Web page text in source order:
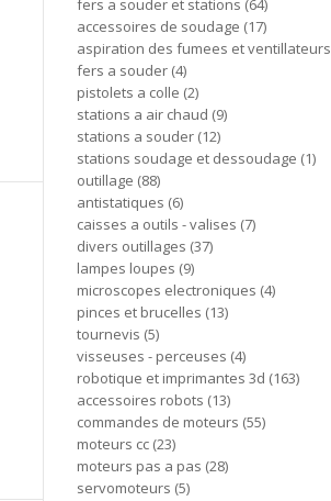
fers a souder et stations 64
accessoires de soudage 17
aspiration des fumees et ventillateurs
fers a souder 4
pistolets a colle 2
stations a air chaud 9
stations a souder 12
stations soudage et dessoudage 1
outillage 88
antistatiques 6
caisses a outils - valises 7
divers outillages 37
lampes loupes 9
microscopes electroniques 4
pinces et brucelles 13
tournevis 5
visseuses - perceuses 4
robotique et imprimantes 3d 163
accessoires robots 13
commandes de moteurs 55
moteurs cc 23
moteurs pas a pas 28
servomoteurs 5